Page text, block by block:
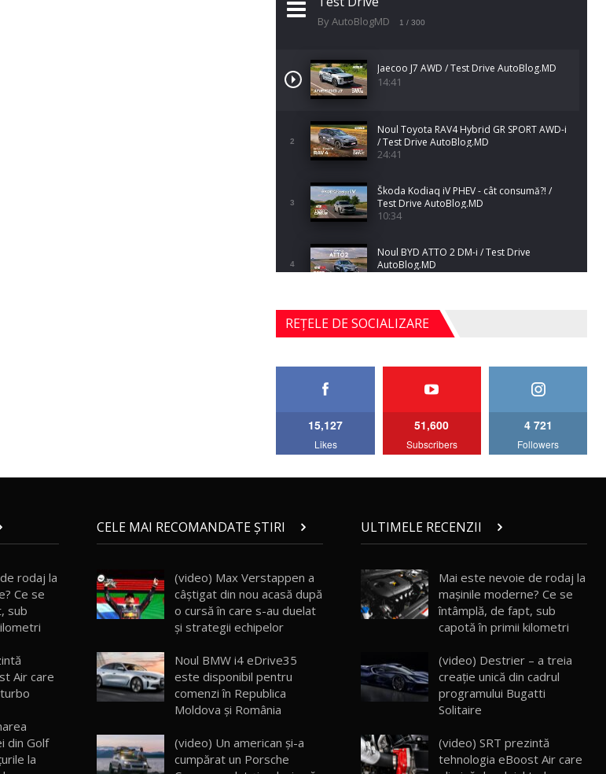
By AutoBlogMD 1 / 300
Jaecoo J7 AWD / Test Drive AutoBlog.MD
14:41
2
Noul Toyota RAV4 Hybrid GR SPORT AWD-i
/ Test Drive AutoBlog.MD
24:41
3
Škoda Kodiaq iV PHEV - cât consumă?! /
Test Drive AutoBlog.MD
10:34
4
Noul BYD ATTO 2 DM-i / Test Drive
AutoBlog.MD
5
Noul Mercedes-Benz S-Class facelift (S 580
4MATIC V223) / Test Drive AutoBlog.MD
27:33
AutoBlog.MD
15:08
15:22
Mercedes-AMG E 53 HYBRID 4MATIC+ /
Test Drive AutoBlog.MD
Noul Volvo ES90 / Test Drive AutoBlog.MD
27:58
Noul MG HS / Test Drive AutoBlog.MD
16:48
REȚELE DE SOCIALIZARE
15,127
Likes
51,600
Subscribers
4 721
Followers
rodaj la
Ce se
sub
Air care
din Golf
la
CELE MAI RECOMANDATE ȘTIRI
(video) Max Verstappen a
câştigat din nou acasă după
o cursă în care s-au duelat
şi strategii echipelor
Noul BMW i4 eDrive35
este disponibil pentru
comenzi în Republica
Moldova şi România
(video) Un american şi-a
cumpărat un Porsche
ULTIMELE RECENZII
Mai este nevoie de rodaj la
mașinile moderne? Ce se
întâmplă, de fapt, sub
capotă în primii kilometri
(video) Destrier – a treia
creație unică din cadrul
programului Bugatti
Solitaire
(video) SRT prezintă
tehnologia eBoost Air care